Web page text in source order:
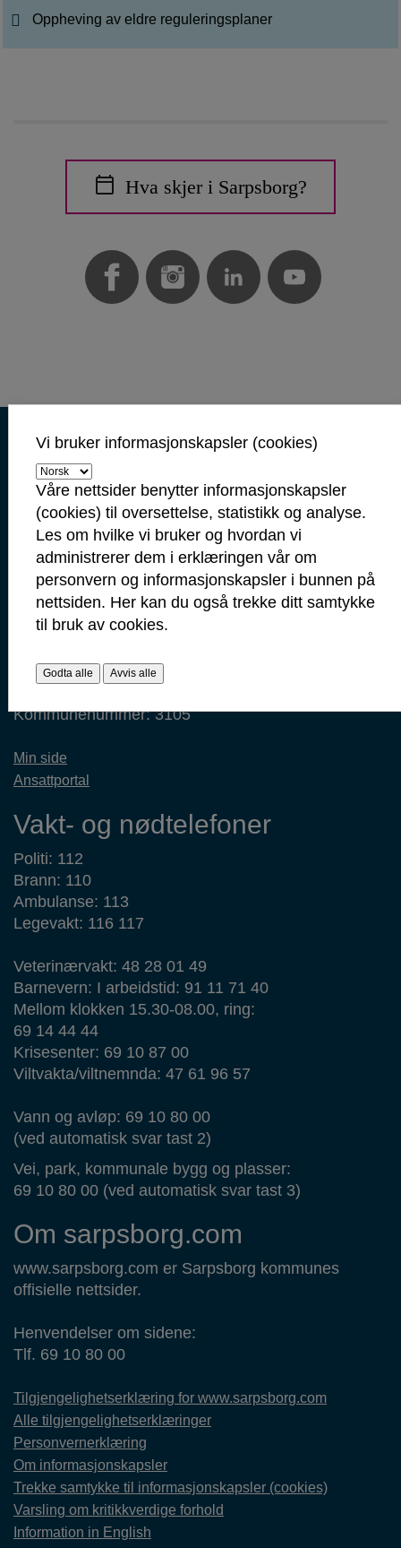
Oppheving av eldre reguleringsplaner
Hva skjer i Sarpsborg?
Kontaktinformasjon
Kontakt oss
Servicetorget: 69 10 80 00
(Telefontid mandag-fredag 09.00-14.00)
servicetorget@sarpsborg.com
postmottak@sarpsborg.com
Contact us - English
Post: Postboks 237, 1702 Sarpsborg
Faktura: Postboks 505, 1703 Sarpsborg
Kommunenummer: 3105
Min side
Ansattportal
Vakt- og nødtelefoner
Politi: 112
Brann: 110
Ambulanse: 113
Legevakt: 116 117
Veterinærvakt: 48 28 01 49
Barnevern: I arbeidstid: 91 11 71 40
Mellom klokken 15.30-08.00, ring:
69 14 44 44
Krisesenter: 69 10 87 00
Viltvakta/viltnemnda: 47 61 96 57
Vann og avløp: 69 10 80 00
(ved automatisk svar tast 2)
Vei, park, kommunale bygg og plasser:
69 10 80 00 (ved automatisk svar tast 3)
Om sarpsborg.com
www.sarpsborg.com er Sarpsborg kommunes
offisielle nettsider.
Henvendelser om sidene:
Tlf. 69 10 80 00
Tilgjengelighetserklæring for www.sarpsborg.com
Alle tilgjengelighetserklæringer
Personvernerklæring
Om informasjonskapsler
Trekke samtykke til informasjonskapsler (cookies)
Varsling om kritikkverdige forhold
Information in English
Vi bruker informasjonskapsler (cookies)
Våre nettsider benytter informasjonskapsler
(cookies) til oversettelse, statistikk og analyse.
Les om hvilke vi bruker og hvordan vi
administrerer dem i erklæringen vår om
personvern og informasjonskapsler i bunnen på
nettsiden. Her kan du også trekke ditt samtykke
til bruk av cookies.
Godta alle Avvis alle